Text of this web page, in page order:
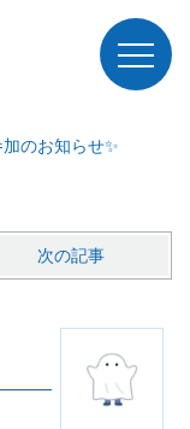
のお知らせ✨
次の記事